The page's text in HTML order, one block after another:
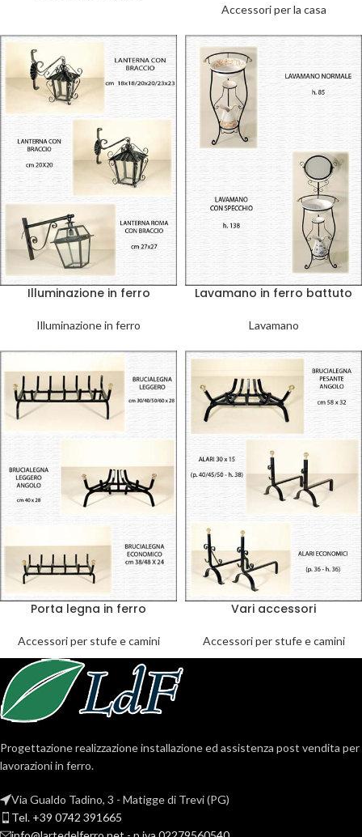
Accessori per la casa
Illuminazione in ferro
Illuminazione in ferro
Lavamano in ferro battuto
Lavamano
Porta legna in ferro
Accessori per stufe e camini
Vari accessori
Accessori per stufe e camini
Progettazione realizzazione installazione ed assistenza post vendita per
lavorazioni in ferro.
Via Gualdo Tadino, 3 - Matigge di Trevi (PG)
Tel. +39 0742 391665